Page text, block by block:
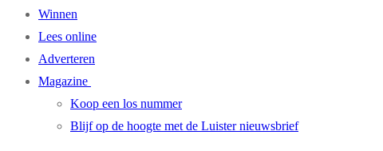
Winnen
Lees online
Adverteren
Magazine
Koop een los nummer
Blijf op de hoogte met de Luister nieuwsbrief